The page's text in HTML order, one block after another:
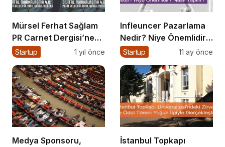
Mürsel Ferhat Sağlam
PR Carnet Dergisi’ne
Konuştu
Startup 1 yıl önce
Infleuncer Pazarlama
Nedir? Niye Önemlidir?
Influencer Pazarlama
Startup 11 ay önce
Medya Sponsoru,
İstanbul Topkapı